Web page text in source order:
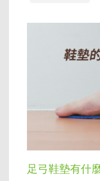
足弓鞋墊有什